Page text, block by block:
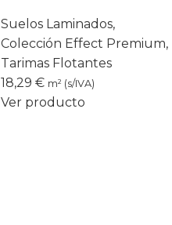
Suelos Laminados,
Colección Effect Premium,
Tarimas Flotantes
18,29 € m² (s/IVA)
Ver producto